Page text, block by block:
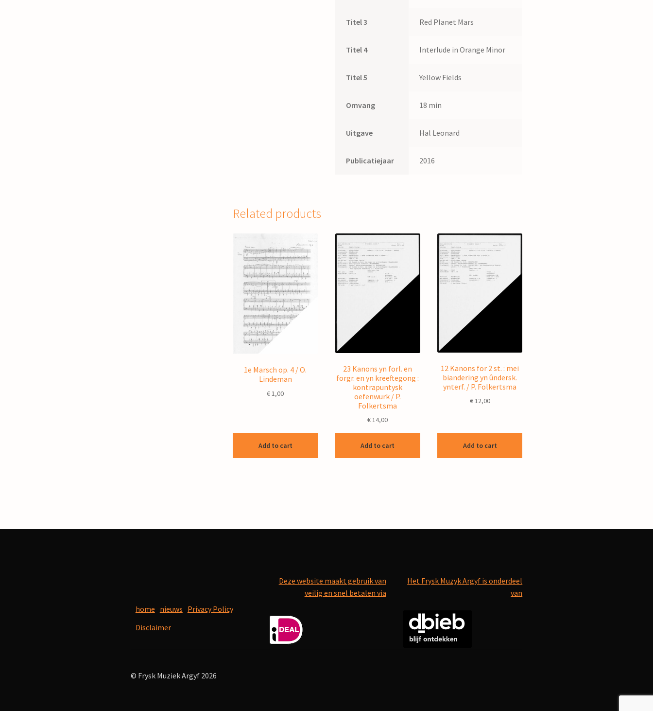
Titel 3 Red Planet Mars
Titel 4 Interlude in Orange Minor
Titel 5 Yellow Fields
Omvang 18 min
Uitgave Hal Leonard
Publicatiejaar 2016
Related products
1e Marsch op. 4 / O.
Lindeman
€ 1,00
Add to cart
23 Kanons yn forl. en
forgr. en yn kreeftegong :
kontrapuntysk
oefenwurk / P.
Folkertsma
€14,00
Add to cart
12 Kanons for 2 st. : mei
biandering yn ûndersk.
ynterf. / P. Folkertsma
€12,00
Add to cart
home nieuws Privacy Policy
Disclaimer
Deze website maakt gebruik van
veilig en snel betalen via
Het Frysk Muzyk Argyf is onderdeel
van
© Frysk Muziek Argyf 2026